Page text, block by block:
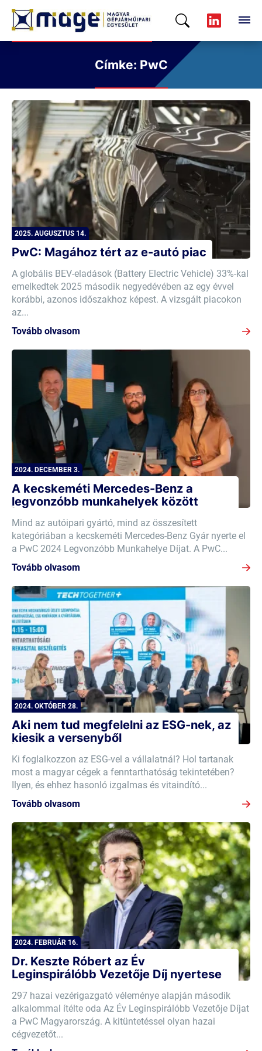
Címke: PwC
2025. AUGUSZTUS 14.
PwC: Magához tért az e-autó piac
A globális BEV-eladások (Battery Electric Vehicle) 33%-kal
emelkedtek 2025 második negyedévében az egy évvel
korábbi, azonos időszakhoz képest. A vizsgált piacokon
az...
Tovább olvasom
2024. DECEMBER 3.
A kecskeméti Mercedes-Benz a
legvonzóbb munkahelyek között
Mind az autóipari gyártó, mind az összesített
kategóriában a kecskeméti Mercedes-Benz Gyár nyerte el
a PwC 2024 Legvonzóbb Munkahelye Díjat. A PwC...
Tovább olvasom
2024. OKTÓBER 28.
Aki nem tud megfelelni az ESG-nek, az
kiesik a versenyből
Ki foglalkozzon az ESG-vel a vállalatnál? Hol tartanak
most a magyar cégek a fenntarthatóság tekintetében?
Ilyen, és ehhez hasonló izgalmas és vitaindító...
Tovább olvasom
2024. FEBRUÁR 16.
Dr. Keszte Róbert az Év
Leginspirálóbb Vezetője Díj nyertese
297 hazai vezérigazgató véleménye alapján második
alkalommal ítélte oda Az Év Leginspirálóbb Vezetője Díjat
a PwC Magyarország. A kitüntetéssel olyan hazai
cégvezetőt...